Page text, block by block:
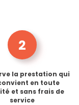
2
la prestation qui
en toute
et sans frais de
service